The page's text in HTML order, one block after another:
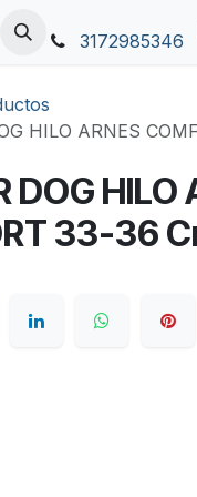
3172985346
HILO ARNES
DOG HILO
33-36